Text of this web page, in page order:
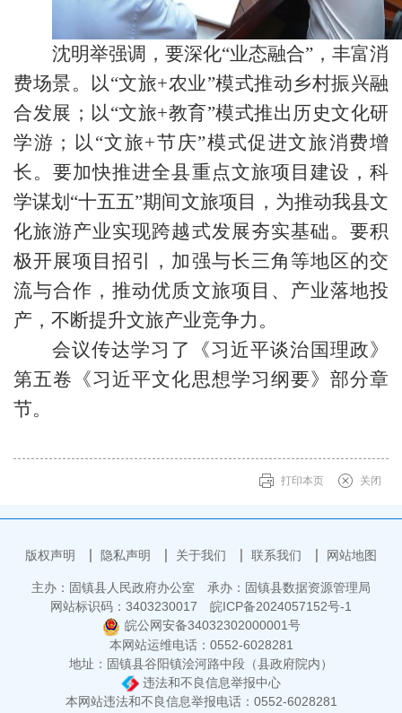
沈明举强调，要深化“业态融合”，丰富消
费场景。以“文旅+农业”模式推动乡村振兴融
合发展；以“文旅+教育”模式推出历史文化研
学游；以“文旅+节庆”模式促进文旅消费增
长。要加快推进全县重点文旅项目建设，科
学谋划“十五五”期间文旅项目，为推动我县文
化旅游产业实现跨越式发展夯实基础。要积
极开展项目招引，加强与长三角等地区的交
流与合作，推动优质文旅项目、产业落地投
产，不断提升文旅产业竞争力。
会议传达学习了《习近平谈治国理政》
第五卷《习近平文化思想学习纲要》部分章
节。
打印本页 关闭
版权声明 隐私声明 关于我们 联系我们 网站地图
主办：固镇县人民政府办公室
承办：固镇县数据资源管理局
网站标识码：3403230017
皖ICP备2024057152号-1
皖公网安备34032302000001号
本网站运维电话：0552-6028281
地址：固镇县谷阳镇浍河路中段（县政府院内）
违法和不良信息举报中心
本网站违法和不良信息举报电话：0552-6028281